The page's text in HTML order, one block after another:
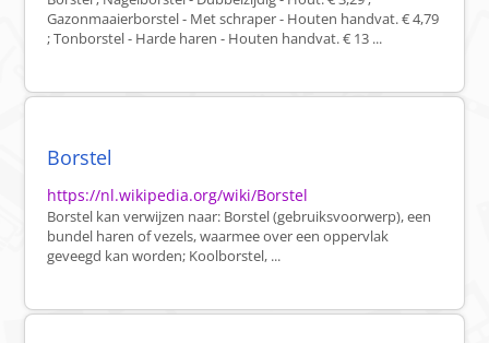
Gazonmaaierborstel - Met schraper - Houten handvat. € 4,79
; Tonborstel - Harde haren - Houten handvat. € 13 ...
Borstel
https://nl.wikipedia.org/wiki/Borstel
Borstel kan verwijzen naar: Borstel (gebruiksvoorwerp), een
bundel haren of vezels, waarmee over een oppervlak
geveegd kan worden; Koolborstel, ...